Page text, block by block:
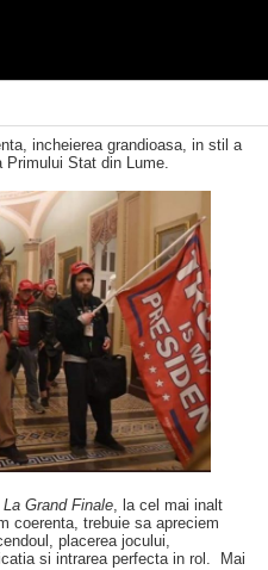
incheierea grandioasa, in stil a
Primului Stat din Lume.
La Grand Finale, la cel mai inalt
coerenta, trebuie sa apreciem
placerea jocului,
si intrarea perfecta in rol. Mai